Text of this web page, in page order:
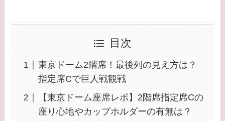
目次
東京ドーム2階席！最後列の見え方は？
指定席Cで巨人戦観戦
【東京ドーム座席レポ】2階席指定席Cの
座り心地やカップホルダーの有無は？